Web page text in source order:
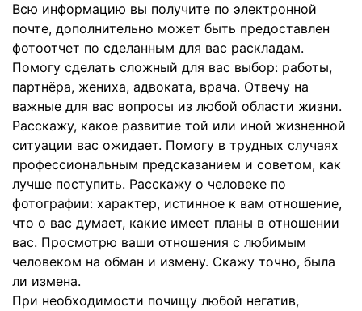
Всю информацию вы получите по электронной
почте, дополнительно может быть предоставлен
фотоотчет по сделанным для вас раскладам.
Помогу сделать сложный для вас выбор: работы,
партнёра, жениха, адвоката, врача. Отвечу на
важные для вас вопросы из любой области жизни.
Расскажу, какое развитие той или иной жизненной
ситуации вас ожидает. Помогу в трудных случаях
профессиональным предсказанием и советом, как
лучше поступить. Расскажу о человеке по
фотографии: характер, истинное к вам отношение,
что о вас думает, какие имеет планы в отношении
вас. Просмотрю ваши отношения с любимым
человеком на обман и измену. Скажу точно, была
ли измена.
При необходимости почищу любой негатив,